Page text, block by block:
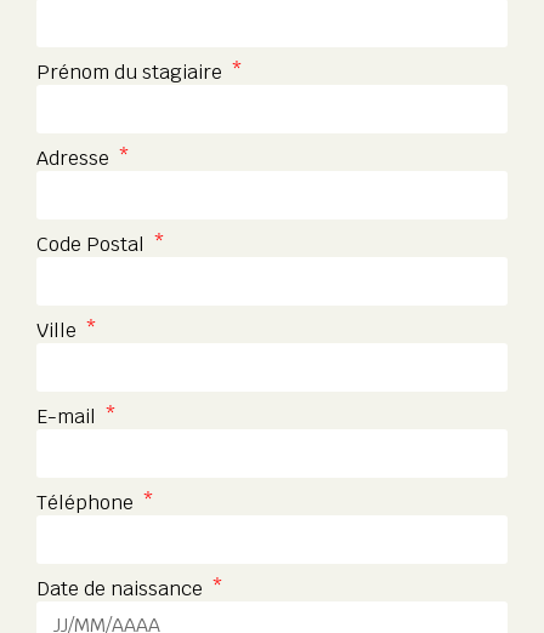
Prénom du stagiaire
Adresse
Code Postal
Ville
E-mail
Téléphone
Date de naissance